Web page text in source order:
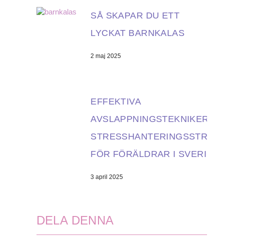
SÅ SKAPAR DU ETT
LYCKAT BARNKALAS
2 maj 2025
EFFEKTIVA
AVSLAPPNINGSTEKNIKER OCH
STRESSHANTERINGSSTRATEGIER
FÖR FÖRÄLDRAR I SVERIGE
3 april 2025
DELA DENNA